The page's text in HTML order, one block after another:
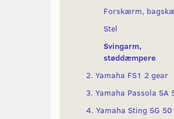
Forskærm,
Stel
Svingarm,
støddæmpere
2. Yamaha FS1 2 gear
3. Yamaha Passola SA
4. Yamaha Sting SG 50